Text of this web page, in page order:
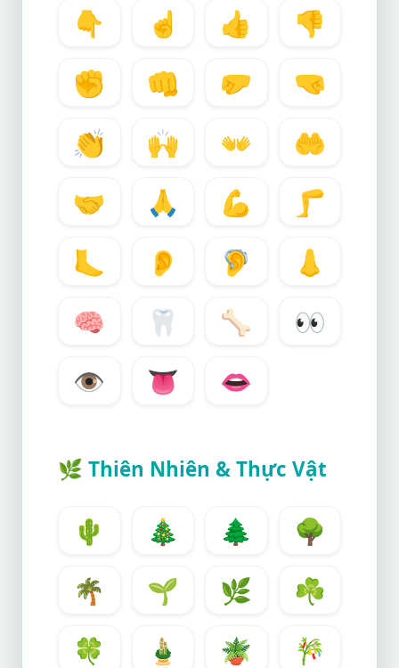
👇 ☝️ 👍
👎
✊
👊 🤛
🤜
👏
🙌 👐
🤲
🤝
🙏 💪
🦵
🦶
👂 🦻
👃
🧠
🦷 🦴
👀
👁️
👅 👄
🌿 Thiên Nhiên & Thực Vật
🌵 🎄 🌲
🌳
🌴
🌱 🌿
☘️
🍀
🎍 🪴
🎋